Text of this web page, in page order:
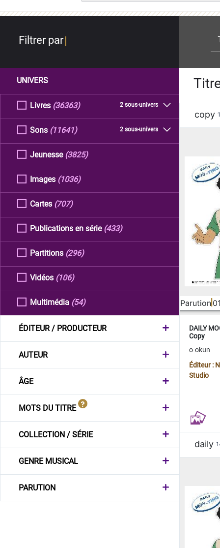
Filtrer par
UNIVERS
Livres 2 sous-univers
(36363)
Sons 2 sous-univers
(11641)
Jeunesse (3825)
Images (1036)
Cartes (707)
Publications en série (433)
Partitions (296)
Vidéos (106)
Multimédia (54)
ÉDITEUR / PRODUCTEUR
AUTEUR
ÂGE
MOTS DU TITRE
COLLECTION / SÉRIE
GENRE MUSICAL
PARUTION
copy
Parution
DAILY
Copy
o-okun
Éditeur :
Studio
daily